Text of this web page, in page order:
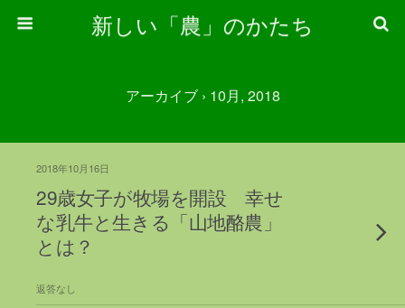
新しい「農」のかたち
アーカイブ › 10月, 2018
2018年10月16日
29歳女子が牧場を開設 幸せ
な乳牛と生きる「山地酪農」
とは？
返答なし